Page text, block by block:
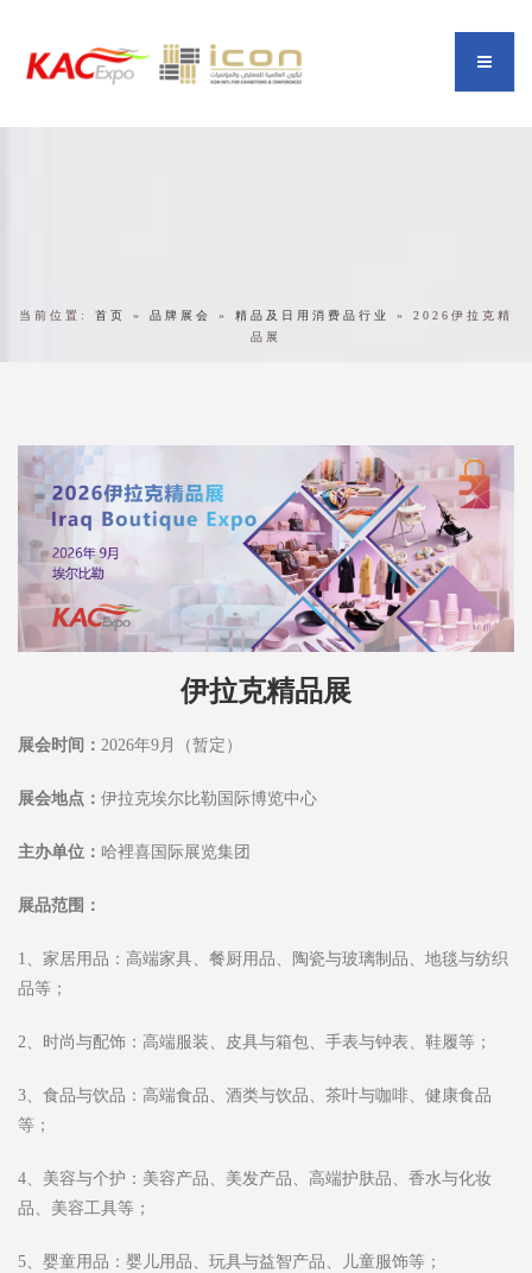
当前位置: 首页 » 品牌展会 » 精品及日用消费品行业 » 2026伊拉克精
品展
伊拉克精品展
展会时间： 2026年9月（暂定）
展会地点： 伊拉克埃尔比勒国际博览中心
主办单位： 哈裡喜国际展览集团
展品范围：
1、家居用品：高端家具、餐厨用品、陶瓷与玻璃制品、地毯与纺织
品等；
2、时尚与配饰：高端服装、皮具与箱包、手表与钟表、鞋履等；
3、食品与饮品：高端食品、酒类与饮品、茶叶与咖啡、健康食品
等；
4、美容与个护：美容产品、美发产品、高端护肤品、香水与化妆
品、美容工具等；
5、婴童用品：婴儿用品、玩具与益智产品、儿童服饰等；